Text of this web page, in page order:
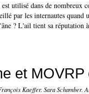
utilisé dans de nombreux
par les internautes quand
? L'ail tient sa réputation
et
Kaeffer. Sara Schamber.